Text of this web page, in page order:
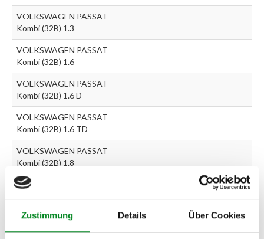
Zustimmung Details Über Cookies
VOLKSWAGEN PASSAT
Kombi (32B) 1.3
VOLKSWAGEN PASSAT
Kombi (32B) 1.6
VOLKSWAGEN PASSAT
Kombi (32B) 1.6 D
VOLKSWAGEN PASSAT
Kombi (32B) 1.6 TD
VOLKSWAGEN PASSAT
Kombi (32B) 1.8
VOLKSWAGEN PASSAT
VOLKSWAGEN PASSAT
Kombi (32B) 2.0